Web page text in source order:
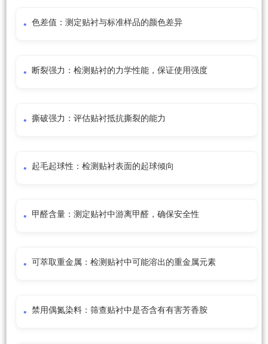
色差值：测定贴衬与标准样品的颜色差异
断裂强力：检测贴衬的力学性能，保证使用强度
撕破强力：评估贴衬抵抗撕裂的能力
起毛起球性：检测贴衬表面的起球倾向
甲醛含量：测定贴衬中游离甲醛，确保安全性
可萃取重金属：检测贴衬中可能溶出的重金属元素
禁用偶氮染料：筛查贴衬中是否含有有害芳香胺